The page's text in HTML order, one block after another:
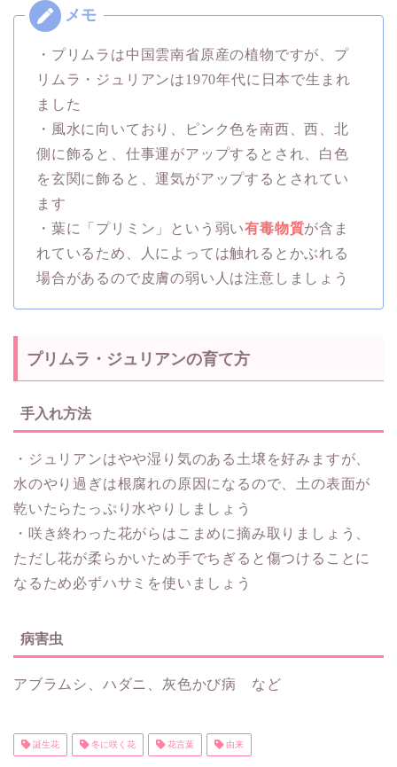
・プリムラは中国雲南省原産の植物ですが、プ
リムラ・ジュリアンは1970年代に日本で生まれ
ました
・風水に向いており、ピンク色を南西、西、北
側に飾ると、仕事運がアップするとされ、白色
を玄関に飾ると、運気がアップするとされてい
ます
・葉に「プリミン」という弱い有毒物質が含ま
れているため、人によっては触れるとかぶれる
場合があるので皮膚の弱い人は注意しましょう
プリムラ・ジュリアンの育て方
手入れ方法
・ジュリアンはやや湿り気のある土壌を好みますが、
水のやり過ぎは根腐れの原因になるので、土の表面が
乾いたらたっぷり水やりしましょう
・咲き終わった花がらはこまめに摘み取りましょう、
ただし花が柔らかいため手でちぎると傷つけることに
なるため必ずハサミを使いましょう
病害虫
アブラムシ、ハダニ、灰色かび病 など
誕生花 冬に咲く花 花言葉 由来